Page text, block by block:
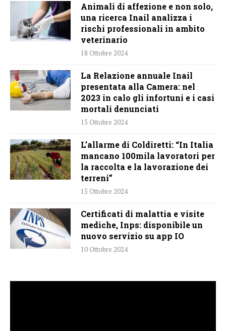
Animali di affezione e non solo,
una ricerca Inail analizza i
rischi professionali in ambito
veterinario
18 Ottobre 2024
La Relazione annuale Inail
presentata alla Camera: nel
2023 in calo gli infortuni e i casi
mortali denunciati
15 Ottobre 2024
L’allarme di Coldiretti: “In Italia
mancano 100mila lavoratori per
la raccolta e la lavorazione dei
terreni”
15 Ottobre 2024
Certificati di malattia e visite
mediche, Inps: disponibile un
nuovo servizio su app IO
10 Ottobre 2024